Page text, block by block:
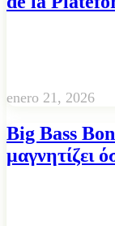
enero 21, 2026
Big Bass
μαγνητίζει